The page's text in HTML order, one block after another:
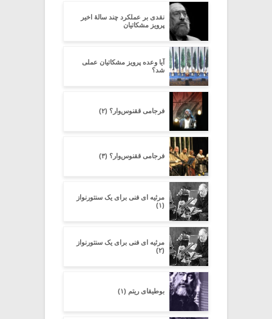
نقدی بر عملکرد چند سالۀ اخیر
پرویز مشکاتیان
آیا وعده پرویز مشکاتیان عملی
شد؟
فرجامی ققنوس‌وار؟ (۲)
فرجامی ققنوس‌وار؟ (۳)
مرثیه ای فنی برای یک سنتورنواز
(۱)
مرثیه ای فنی برای یک سنتورنواز
(۲)
بوطیقای ریتم (۱)